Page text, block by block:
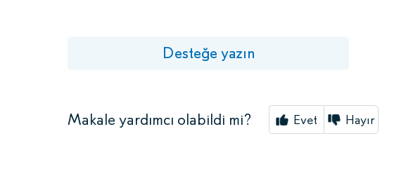
Desteğe yazın
Makale yardımcı olabildi mi? Evet Hayır